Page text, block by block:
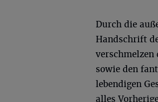
Durch die
Handschrift
sowie den
lebendigen
alles